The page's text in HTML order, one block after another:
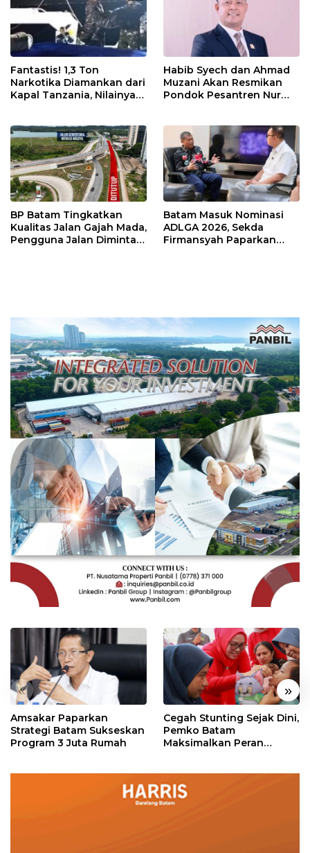
Fantastis! 1,3 Ton
Narkotika Diamankan dari
Kapal Tanzania, Nilainya
Habib Syech dan Ahmad
Muzani Akan Resmikan
Pondok Pesantren Nur
BP Batam Tingkatkan
Kualitas Jalan Gajah Mada,
Pengguna Jalan Diminta
Batam Masuk Nominasi
ADLGA 2026, Sekda
Firmansyah Paparkan
« »
Amsakar Paparkan
Strategi Batam Sukseskan
Program 3 Juta Rumah
Cegah Stunting Sejak Dini,
Pemko Batam
Maksimalkan Peran